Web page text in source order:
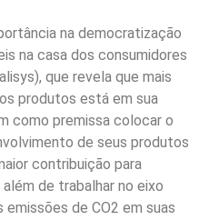
na democratização
na casa dos consumidores
que revela que mais
produtos está em sua
como premissa colocar o
de seus produtos
contribuição para
de trabalhar no eixo
emissões de CO2 em suas